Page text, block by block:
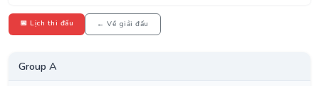
📅 Lịch thi đấu ← Về giải đấu
Group A